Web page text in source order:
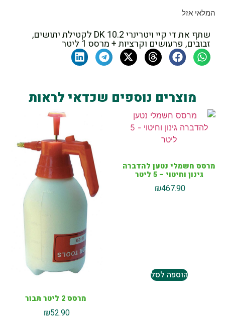
המלאי אזל
שתף את די קיי ויטרינרי DK 10.2 לקטילת יתושים,
זבובים, פרעושים וקרציות + מרסס 1 ליטר
מוצרים נוספים שכדאי לראות
מרסס חשמלי נטען להדברה
גינון וחיטוי – 5 ליטר
₪467.90
הוספה לסל
מרסס 2 ליטר תבור
₪52.90